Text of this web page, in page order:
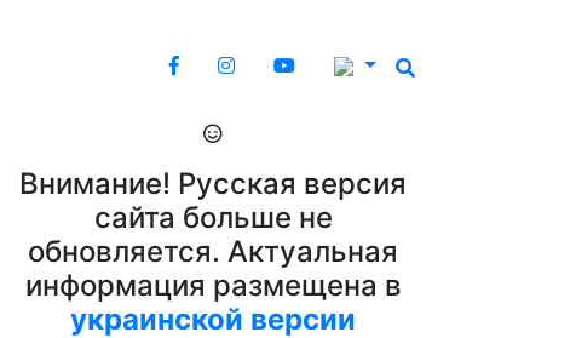
Внимание! Русская версия
сайта больше не
обновляется. Актуальная
информация размещена в
украинской версии